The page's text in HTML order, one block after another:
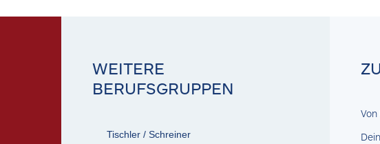
WEITERE
BERUFSGRUPPEN
Tischler / Schreiner